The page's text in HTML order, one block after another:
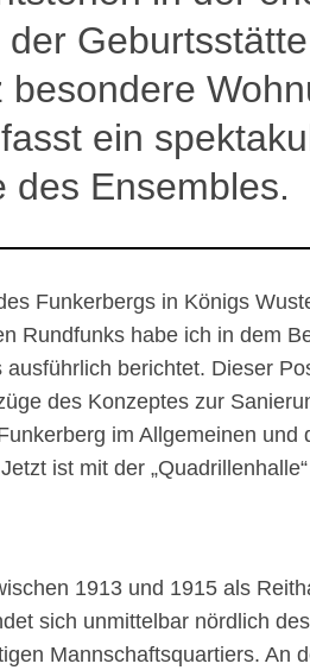
besondere
ein
des Ensembles.
Funkerbergs in Königs
Rundfunks habe ich in dem
ausführlich berichtet. Dieser
des Konzeptes zur
im Allgemeinen und
ist mit der
1913 und 1915 als
sich unmittelbar nördlich
Mannschaftsquartiers. An